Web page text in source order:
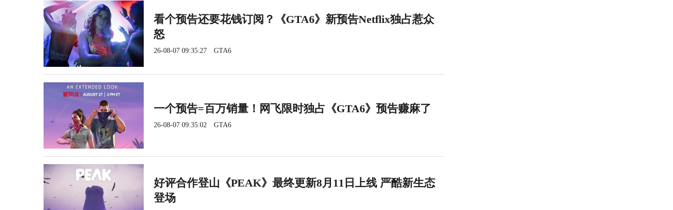
看个预告还要花钱订阅？《GTA6》新预告Netflix独占惹众
怒
26-08-07 09:35:27 GTA6
一个预告=百万销量！网飞限时独占《GTA6》预告赚麻了
26-08-07 09:35:02 GTA6
好评合作登山《PEAK》最终更新8月11日上线 严酷新生态
登场